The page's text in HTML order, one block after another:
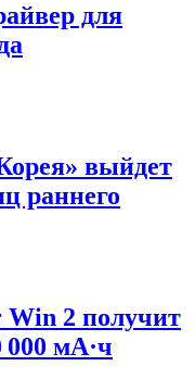
для
выйдет
раннего
2 получит
мА·ч